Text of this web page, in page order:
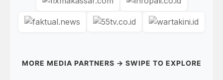
MORE MEDIA PARTNERS → SWIPE TO EXPLORE